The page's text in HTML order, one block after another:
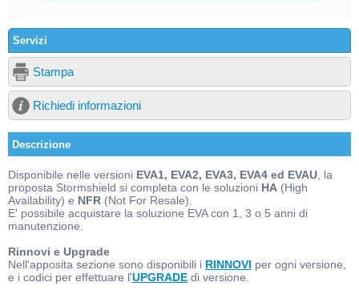
Servizi
Stampa
Richiedi informazioni
Descrizione
Disponibile nelle versioni EVA1, EVA2, EVA3, EVA4 ed EVAU , la
proposta Stormshield si completa con le soluzioni HA (High
Availability) e NFR (Not For Resale).
E' possibile acquistare la soluzione EVA con 1, 3 o 5 anni di
manutenzione.
Rinnovi e Upgrade
Nell'apposita sezione sono disponibili i RINNOVI per ogni versione,
e i codici per effettuare l'UPGRADE di versione.